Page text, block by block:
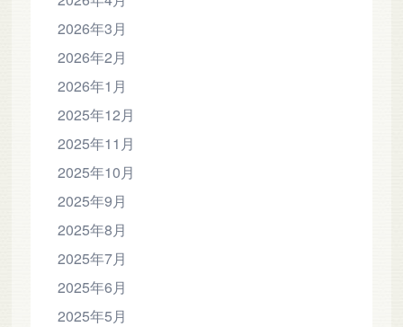
2026年3月
2026年2月
2026年1月
2025年12月
2025年11月
2025年10月
2025年9月
2025年8月
2025年7月
2025年6月
2025年5月